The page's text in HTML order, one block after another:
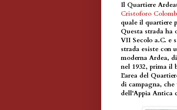
Il Quartiere
Cristoforo
quale il quartiere
Questa strada
VII Secolo a.C. e
strada esiste con
moderna Ardea,
nel 1932, prima il
L'area del
di campagna,
dell'Appia Antica